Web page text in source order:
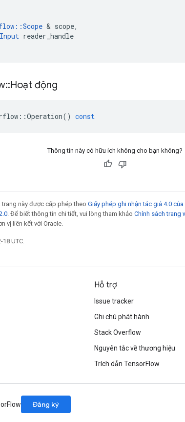
::Scope & scope,
Input reader_handle
::Hoạt động
::Operation() const
Thông tin này có hữu ích không cho bạn không?
này được cấp phép theo Giấy phép ghi nhận tác giả 4.0
. Để biết thông tin chi tiết, vui lòng tham khảo Chính sách trang
vị liên kết với Oracle.
UTC.
Hỗ trợ
Issue tracker
Ghi chú phát hành
Stack Overflow
Nguyên tắc về thương hiệu
Trích dẫn TensorFlow
Đăng ký